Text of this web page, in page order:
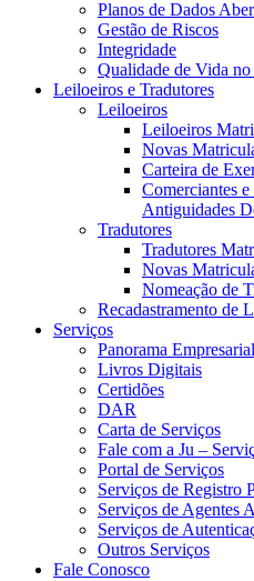
Planos de Dados
Gestão de Riscos
Integridade
Qualidade de Vida
Leiloeiros e Tradutores
Leiloeiros
Leiloeiros
Novas
Carteira de
Comerciantes
Antiguidades
Tradutores
Tradutores
Novas
Nomeação de
Recadastramento de
Serviços
Panorama Empresarial
Livros Digitais
Certidões
DAR
Carta de Serviços
Fale com a Ju –
Portal de Serviços
Serviços de Registro
Serviços de Agentes
Serviços de
Outros Serviços
Fale Conosco